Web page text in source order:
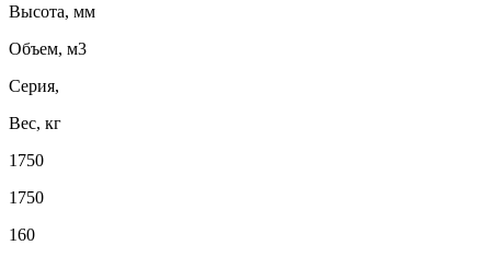
Высота, мм
Объем, м3
Серия,
Вес, кг
1750
1750
160